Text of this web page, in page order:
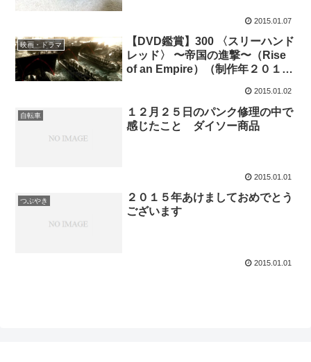
2015.01.07
映画・ドラマ
【DVD鑑賞】300 〈スリーハンド
レッド〉 〜帝国の進撃〜（Rise
of an Empire）（制作年２０１４
2015.01.02
自転車
１２月２５日のパンク修理の中で
感じたこと ダイソー商品
2015.01.01
つぶやき
２０１５年あけましておめでとう
ございます
2015.01.01